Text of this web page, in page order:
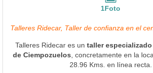
1Foto
Talleres Ridecar, Taller de confianza en el
Talleres Ridecar es un taller
de Ciempozuelos , concretamente en la
28.96 Kms. en línea recta.